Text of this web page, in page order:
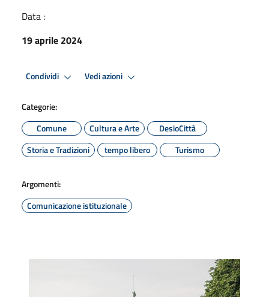
Data :
19 aprile 2024
Condividi Vedi azioni
Categorie:
Comune
Cultura e Arte
DesioCittà
Storia e Tradizioni
tempo libero Turismo
Argomenti:
Comunicazione istituzionale